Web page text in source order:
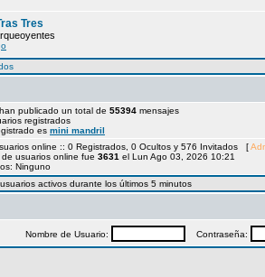
Tres
publicado un total de 55394 mensajes
registrados
es mini mandril
online :: 0 Registrados, 0 Ocultos y 576 Invitados [
usuarios online fue 3631 el Lun Ago 03, 2026 10:21
Ninguno
activos durante los últimos 5 minutos
Nombre de Usuario: Contraseña: